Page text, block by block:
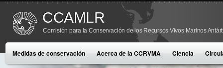
CCAMLR
Comisión para la Conservación de los Recursos Vivos Marinos
Medidas de conservación Acerca de la CCRVMA Ciencia